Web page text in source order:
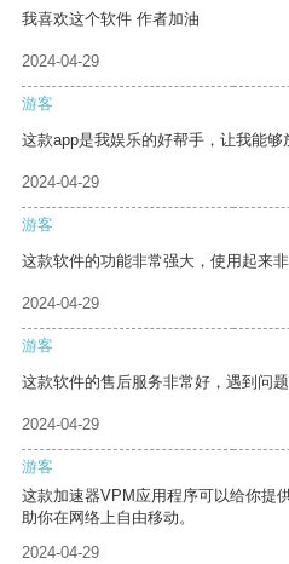
我喜欢这个软件 作者加油
2024-04-29
游客
这款app是我娱乐的好帮手，让我能够
2024-04-29
游客
这款软件的功能非常强大，使用起来非
2024-04-29
游客
这款软件的售后服务非常好，遇到问题
2024-04-29
游客
这款加速器VPM应用程序可以给你提
助你在网络上自由移动。
2024-04-29